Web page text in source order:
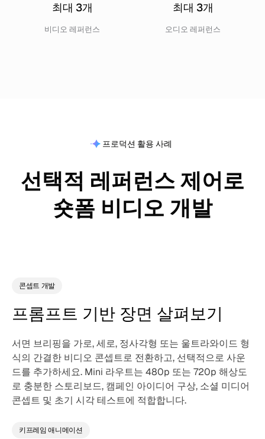
최대 3개
비디오 레퍼런스
최대 3개
오디오 레퍼런스
프로덕션 활용 사례
선택적 레퍼런스 제어로
숏폼 비디오 개발
콘셉트 개발
프롬프트 기반 장면 살펴보기
서면 브리핑을 가로, 세로, 정사각형 또는 울트라와이드 형
식의 간결한 비디오 콘셉트로 전환하고, 선택적으로 사운
드를 추가하세요. Mini 라우트는 480p 또는 720p 해상도
로 충분한 스토리보드, 캠페인 아이디어 구상, 소셜 미디어
콘셉트 및 초기 시각 테스트에 적합합니다.
키프레임 애니메이션